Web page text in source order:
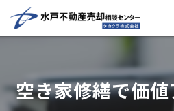
空き家修繕で価